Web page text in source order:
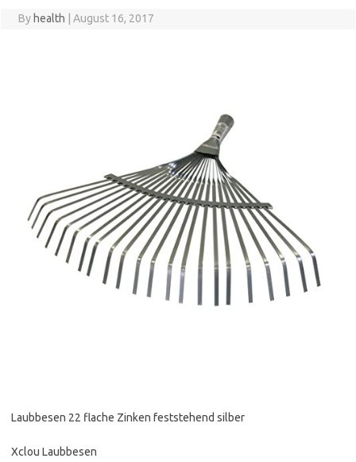
By health August 16, 2017
Laubbesen 22 flache Zinken feststehend silber
Xclou Laubbesen